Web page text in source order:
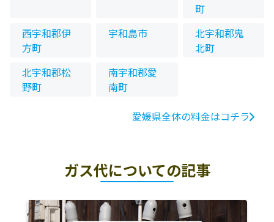
町
西宇和郡伊
方町
宇和島市
北宇和郡鬼
北町
北宇和郡松
野町
南宇和郡愛
南町
愛媛県全体の料金はコチラ
ガス代についての記事